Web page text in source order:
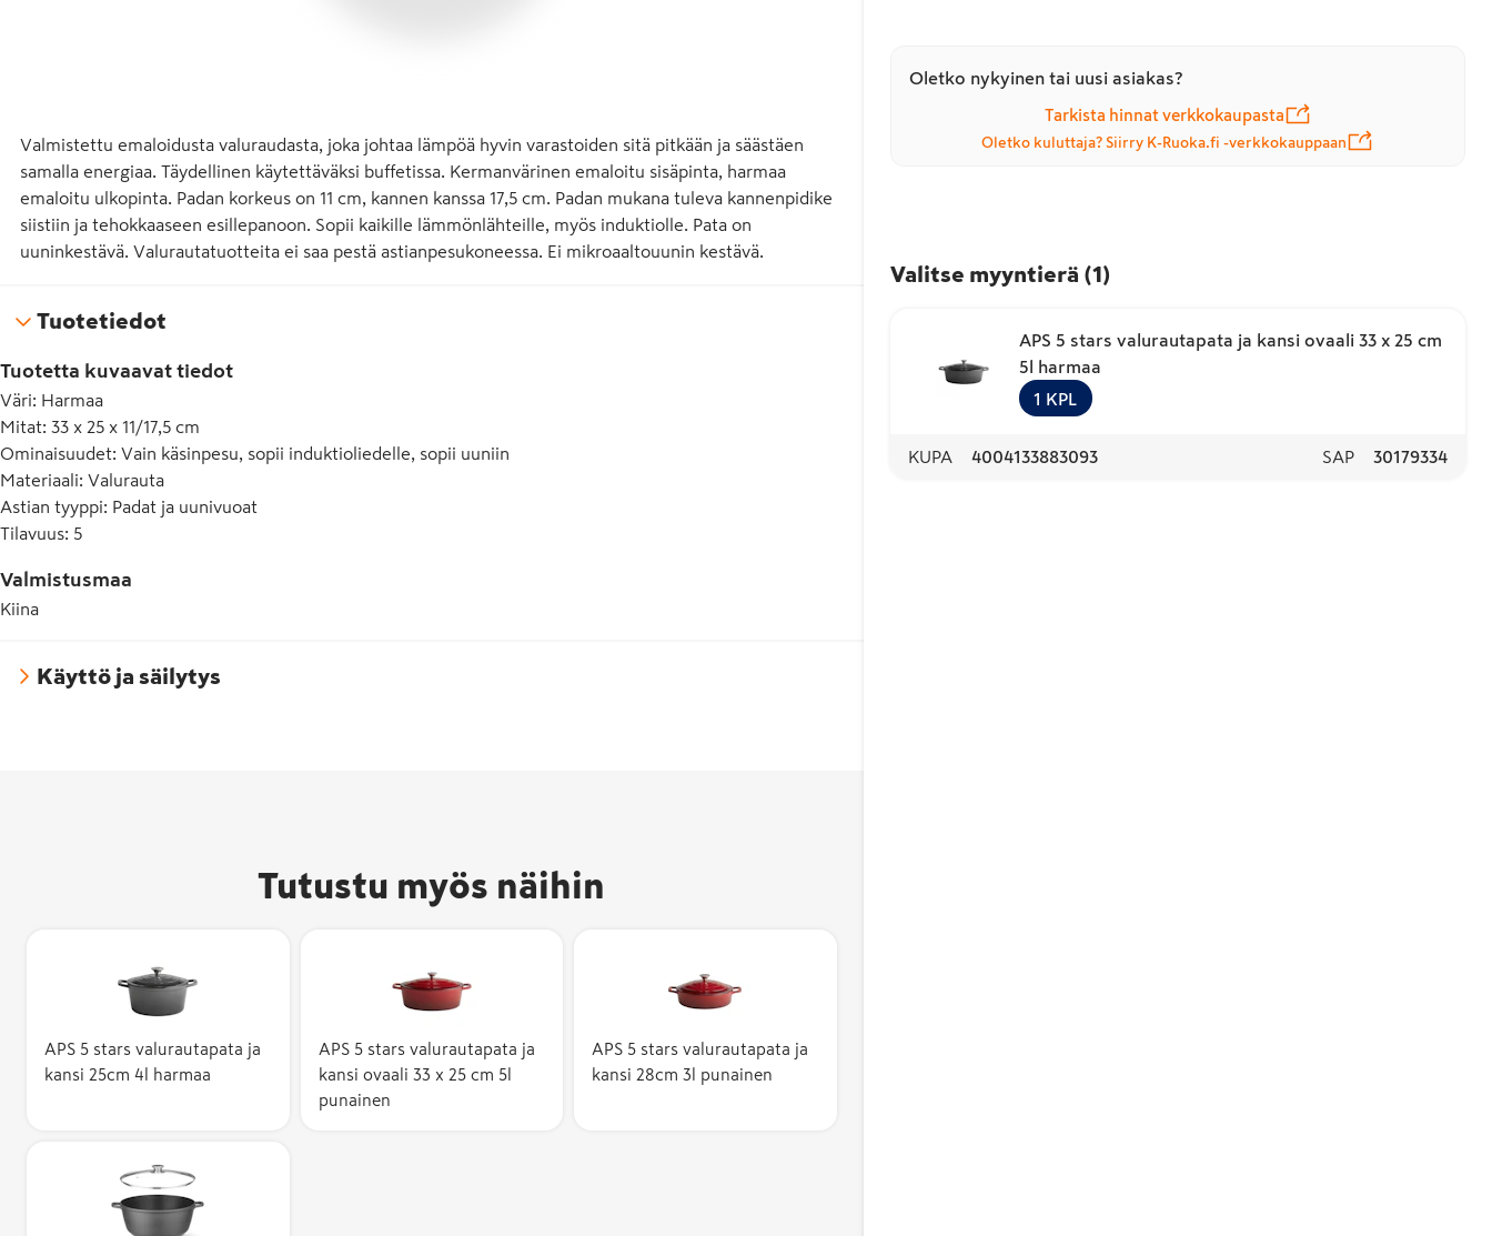
Valmistettu emaloidusta valuraudasta, joka johtaa lämpöä hyvin varastoiden sitä pitkään ja säästäen
samalla energiaa. Täydellinen käytettäväksi buffetissa. Kermanvärinen emaloitu sisäpinta, harmaa
emaloitu ulkopinta. Padan korkeus on 11 cm, kannen kanssa 17,5 cm. Padan mukana tuleva kannenpidike
siistiin ja tehokkaaseen esillepanoon. Sopii kaikille lämmönlähteille, myös induktiolle. Pata on
uuninkestävä. Valurautatuotteita ei saa pestä astianpesukoneessa. Ei mikroaaltouunin kestävä.
Tuotetiedot
Tuotetta kuvaavat tiedot
Väri: Harmaa
Mitat: 33 x 25 x 11/17,5 cm
Ominaisuudet: Vain käsinpesu, sopii induktioliedelle, sopii uuniin
Materiaali: Valurauta
Astian tyyppi: Padat ja uunivuoat
Tilavuus: 5
Valmistusmaa
Kiina
Käyttö ja säilytys
Tutustu myös näihin
APS 5 stars valurautapata ja
kansi 25cm 4l harmaa
APS 5 stars valurautapata ja
kansi ovaali 33 x 25 cm 5l
punainen
APS 5 stars valurautapata ja
kansi 28cm 3l punainen
Oletko nykyinen tai uusi asiakas?
Tarkista hinnat verkkokaupasta
Oletko kuluttaja? Siirry K-Ruoka.fi -verkkokauppaan
Valitse myyntierä (1 )
APS 5 stars valurautapata ja kansi ovaali 33 x 25 cm
5l harmaa
1 KPL
KUPA 4004133883093 SAP 30179334